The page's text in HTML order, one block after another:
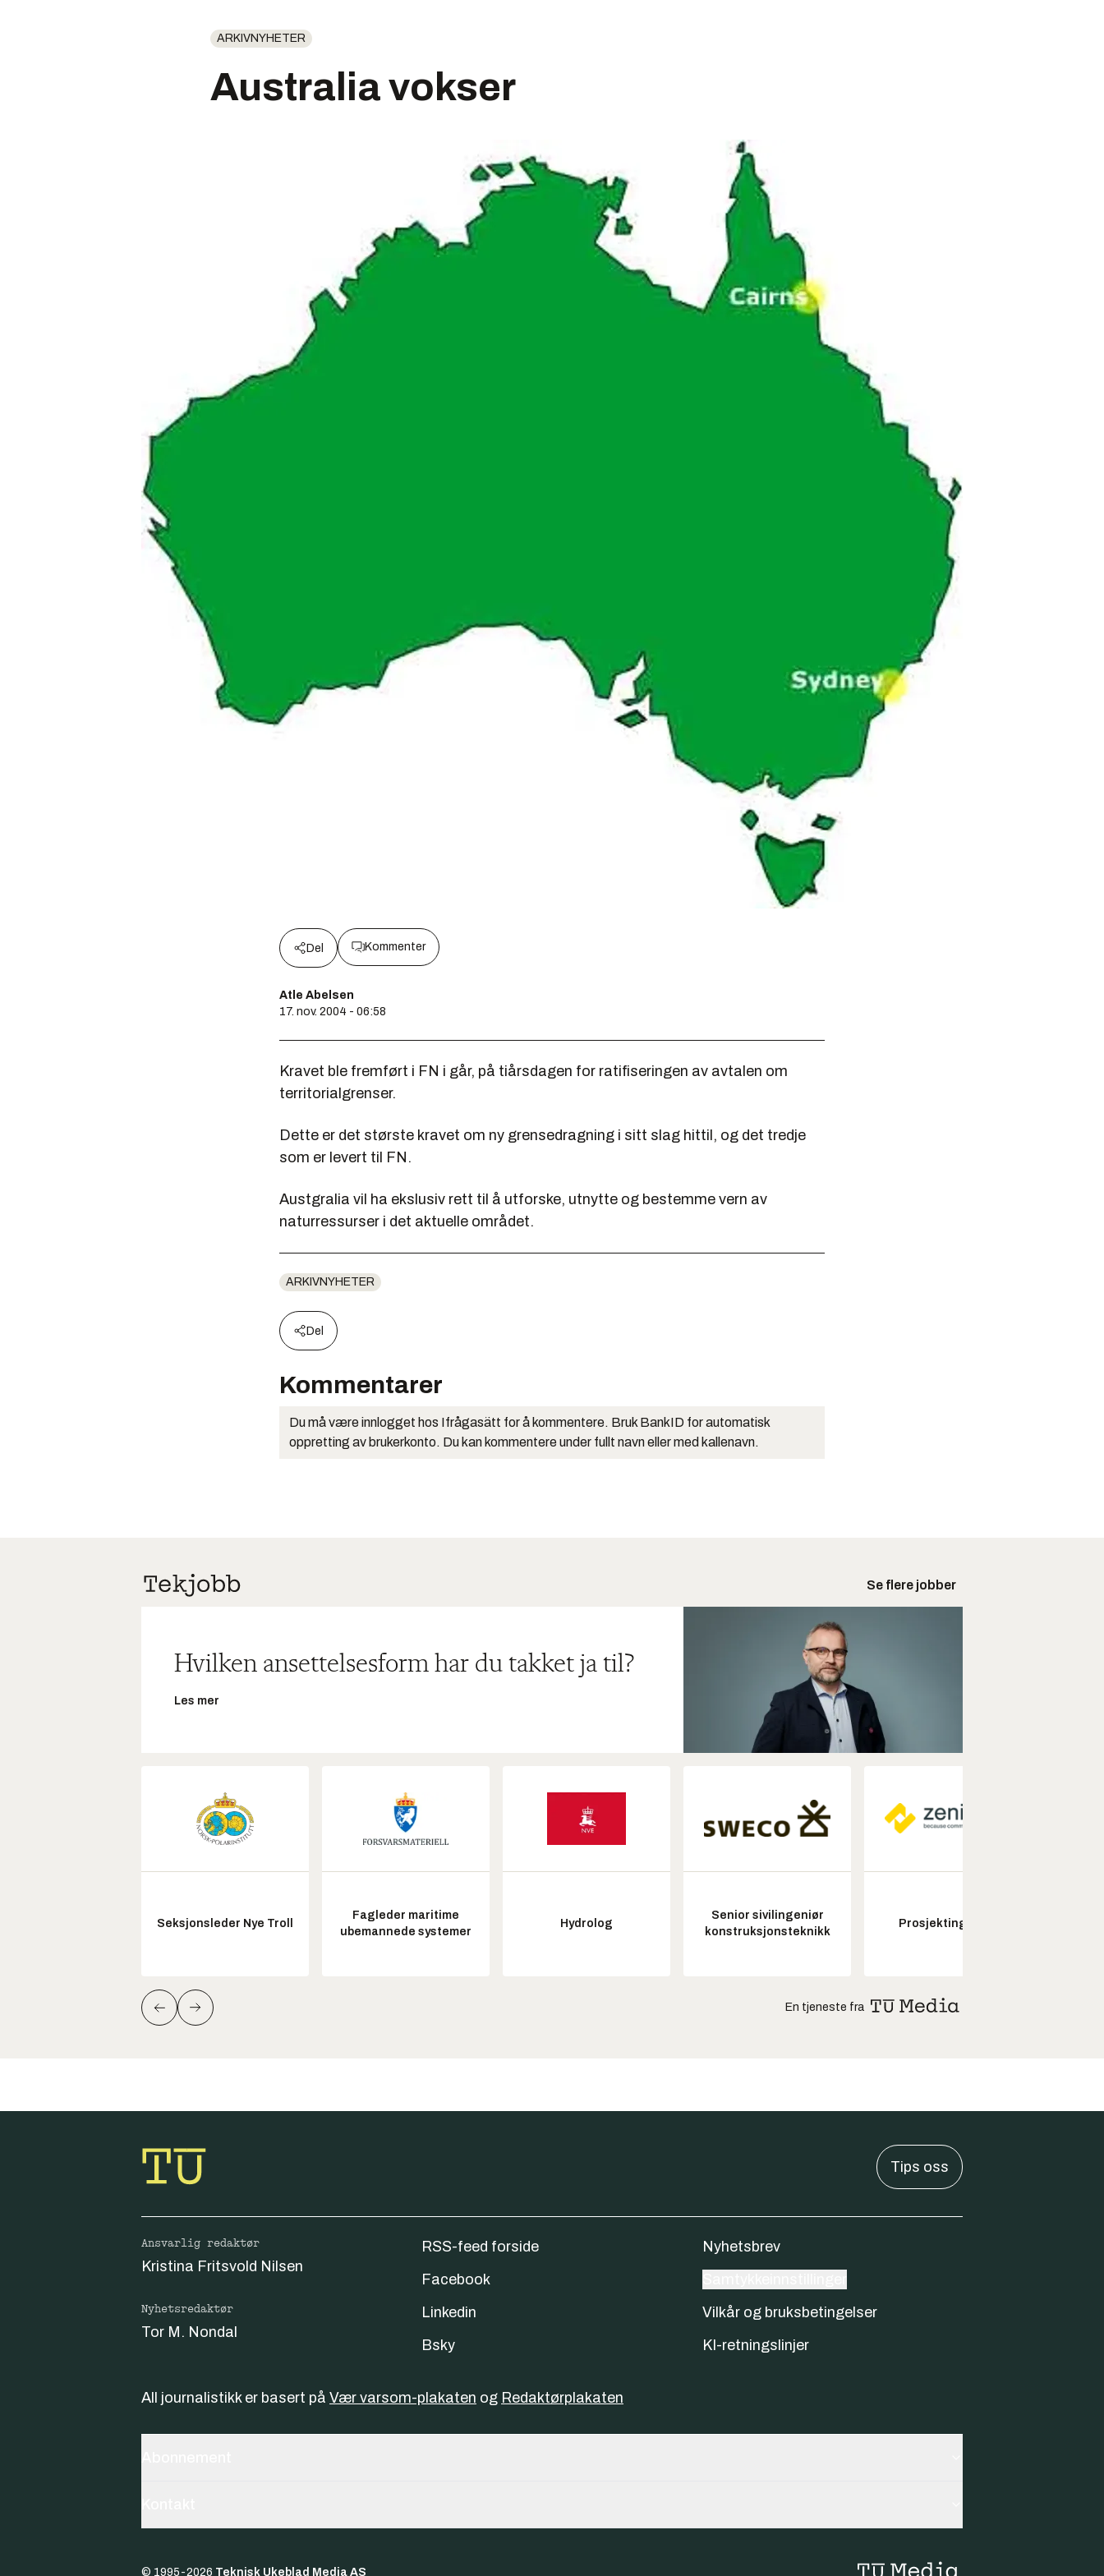
ARKIVNYHETER
Australia vokser
Del Kommenter
Atle Abelsen
17. nov. 2004 - 06:58
Kravet ble fremført i FN i går, på tiårsdagen for ratifiseringen av avtalen om
territorialgrenser.
Dette er det største kravet om ny grensedragning i sitt slag hittil, og det tredje
som er levert til FN.
Austgralia vil ha ekslusiv rett til å utforske, utnytte og bestemme vern av
naturressurser i det aktuelle området.
ARKIVNYHETER
Del
Kommentarer
Du må være innlogget hos Ifrågasätt for å kommentere. Bruk BankID for automatisk
oppretting av brukerkonto. Du kan kommentere under fullt navn eller med kallenavn.
Se flere jobber
Hvilken ansettelsesform har du takket ja til?
Les mer
Seksjonsleder Nye Troll
Fagleder maritime
ubemannede systemer
Hydrolog
Senior sivilingeniør
konstruksjonsteknikk
Prosjektingeniør
En tjeneste fra
Tips oss
Ansvarlig redaktør
Kristina Fritsvold Nilsen
Nyhetsredaktør
Tor M. Nondal
RSS-feed forside
Facebook
Linkedin
Bsky
Nyhetsbrev
Vilkår og bruksbetingelser
KI-retningslinjer
All journalistikk er basert på Vær varsom-plakaten og Redaktørplakaten
© 1995-2026 Teknisk Ukeblad Media AS